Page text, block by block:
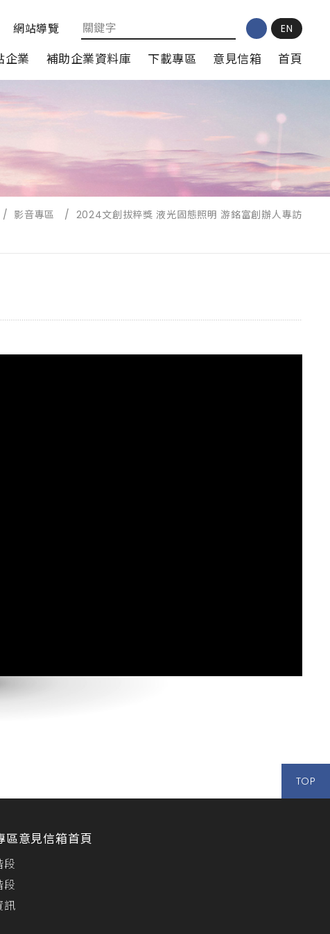
網站導覽 EN
企業 補助企業資料庫 下載專區 意見信箱 首頁
/ 影音專區 / 2024文創拔粹獎 液光固態照明 游銘富創辦人專訪
TOP
區
段
段
訊
意見信箱首頁